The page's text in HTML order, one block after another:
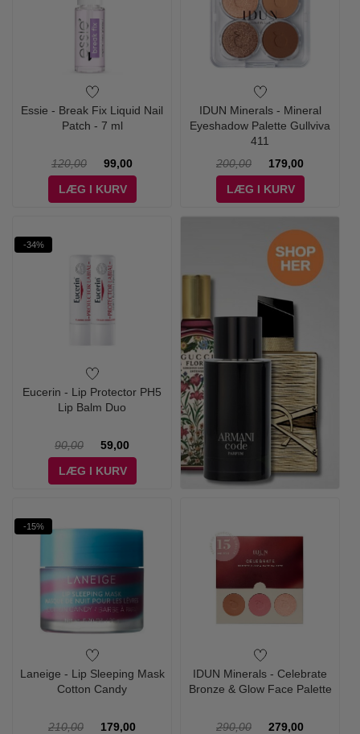
Essie - Break Fix Liquid Nail
Patch - 7 ml
120,00
99,00
LÆG I KURV
IDUN Minerals - Mineral
Eyeshadow Palette Gullviva
411
200,00
179,00
LÆG I KURV
-34%
Eucerin - Lip Protector PH5
Lip Balm Duo
90,00
59,00
LÆG I KURV
-15%
Laneige - Lip Sleeping Mask
Cotton Candy
210,00
179,00
IDUN Minerals - Celebrate
Bronze & Glow Face Palette
290,00
279,00